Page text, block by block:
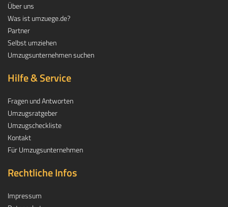
Über uns
Was ist umzuege.de?
Partner
Selbst umziehen
Umzugsunternehmen suchen
Hilfe & Service
Fragen und Antworten
Umzugsratgeber
Umzugscheckliste
Kontakt
Für Umzugsunternehmen
Rechtliche Infos
Impressum